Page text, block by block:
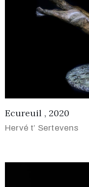
Ecureuil , 2020
Hervé t’ Sertevens